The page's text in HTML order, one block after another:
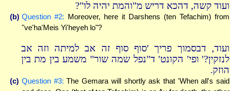
ועוד קשה, דהכא דריש מ"והמת יהיה לו"?
(b) Question #2: Moreover, here it Darshens (ten Tefachim) from
"ve'ha'Meis Yi'heyeh lo"?
ועוד, דבסמוך פריך 'סוף סוף זה אב למיתה וזה אב
לנזקין?' ופי' הקונט' ד"נפל שמה שור" משמע בין מת בין
הוזק.
(c) Question #3: The Gemara will shortly ask that 'When all's said